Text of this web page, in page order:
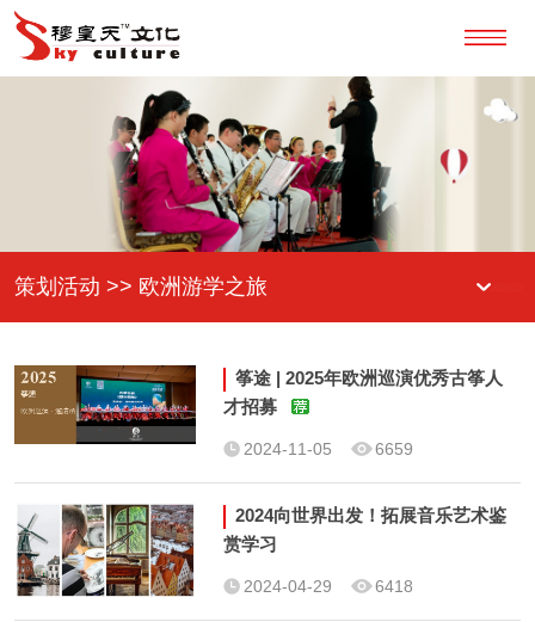
策划活动 >> 欧洲游学之旅
筝途 | 2025年欧洲巡演优秀古筝人
才招募
2024-11-05 6659
2024向世界出发！拓展音乐艺术鉴
赏学习
2024-04-29 6418